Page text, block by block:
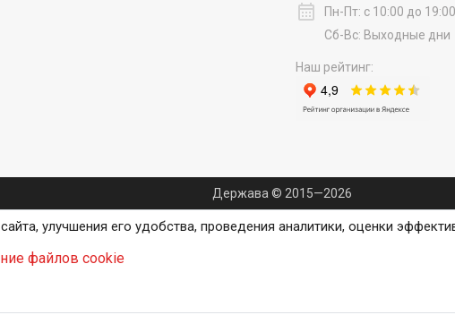
calendar_month
Пн-Пт: с 10:00 до 19:00
Сб-Вс: Выходные дни
Наш рейтинг:
Держава © 2015—2026
улучшения его удобства, проведения аналитики, оценки
файлов cookie